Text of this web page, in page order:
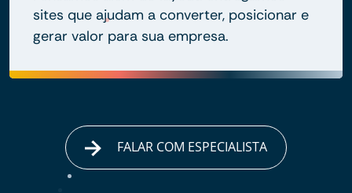
sites que ajudam a converter, posicionar e
gerar valor para sua empresa.
FALAR COM ESPECIALISTA